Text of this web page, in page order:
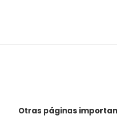
Otras páginas